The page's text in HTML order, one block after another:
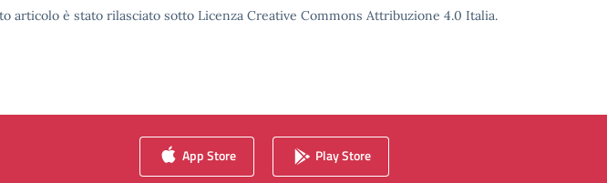
articolo è stato rilasciato sotto Licenza Creative Commons Attribuzione 4.0 Italia.
App Store Play Store